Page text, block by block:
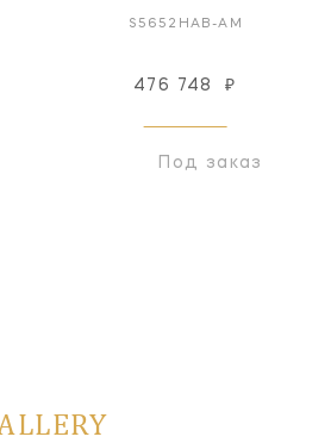
S5652HAB-AM
476 748 ₽
Под заказ